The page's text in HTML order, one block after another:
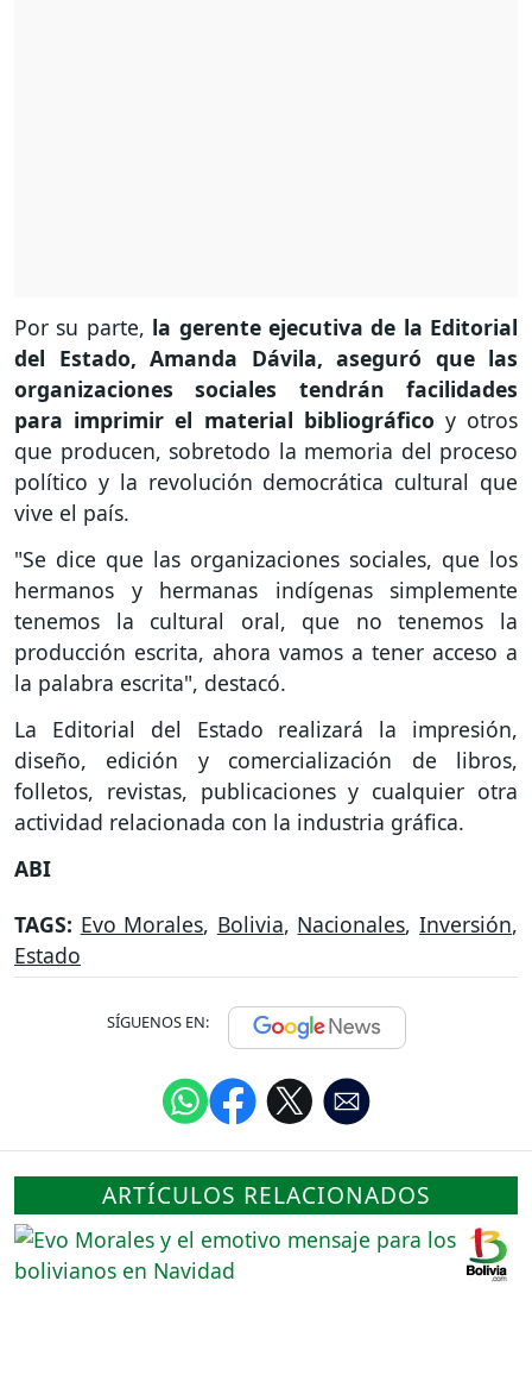
Por su parte, la gerente ejecutiva de la Editorial
del Estado, Amanda Dávila, aseguró que las
organizaciones sociales tendrán facilidades
para imprimir el material bibliográfico y otros
que producen, sobretodo la memoria del proceso
político y la revolución democrática cultural que
vive el país.
"Se dice que las organizaciones sociales, que los
hermanos y hermanas indígenas simplemente
tenemos la cultural oral, que no tenemos la
producción escrita, ahora vamos a tener acceso a
la palabra escrita", destacó.
La Editorial del Estado realizará la impresión,
diseño, edición y comercialización de libros,
folletos, revistas, publicaciones y cualquier otra
actividad relacionada con la industria gráfica.
ABI
TAGS: Evo Morales, Bolivia, Nacionales,Inversión,
Estado
SÍGUENOS EN:
ARTÍCULOS RELACIONADOS